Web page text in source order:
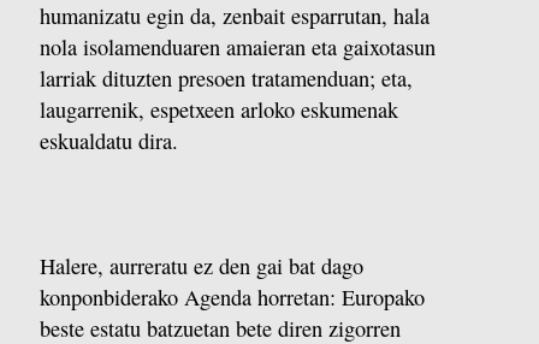
humanizatu egin da, zenbait esparrutan, hala
nola isolamenduaren amaieran eta gaixotasun
larriak dituzten presoen tratamenduan; eta,
laugarrenik, espetxeen arloko eskumenak
eskualdatu dira.
Halere, aurreratu ez den gai bat dago
konponbiderako Agenda horretan: Europako
beste estatu batzuetan bete diren zigorren